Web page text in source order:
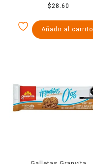
tipo wafer con relleno
$ 28.60
Añadir al carrito